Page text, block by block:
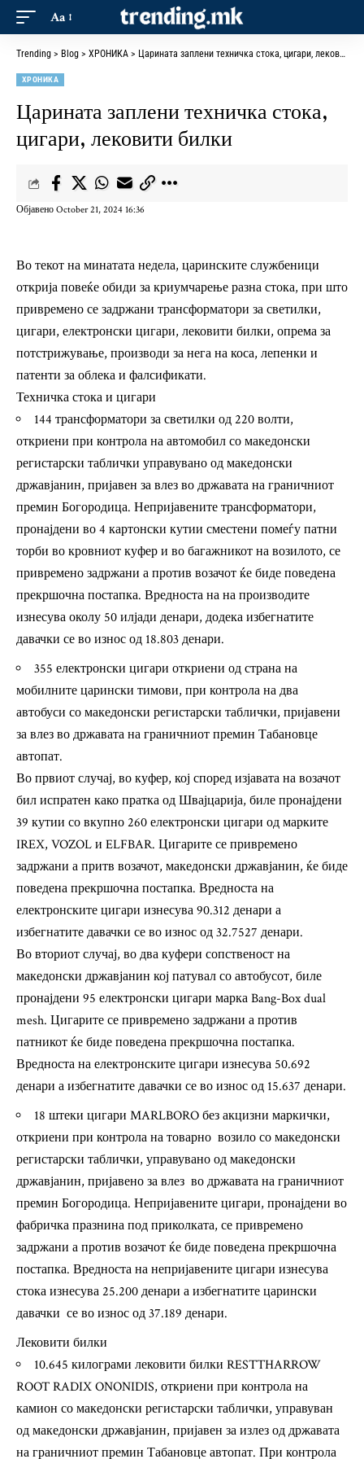
Aa
Trending > Blog > ХРОНИКА > Царината заплени техничка стока, цигари, лековити билки
ХРОНИКА
Царината заплени техничка стока,
цигари, лековити билки
Објавено October 21, 2024 16:36
Во текот на минатата недела, царинските службеници
открија повеќе обиди за криумчарење разна стока, при што
привремено се задржани трансформатори за светилки,
цигари, електронски цигари, лековити билки, опрема за
потстрижување, производи за нега на коса, лепенки и
патенти за облека и фалсификати.
Техничка стока и цигари
144 трансформатори за светилки од 220 волти,
откриени при контрола на автомобил со македонски
регистарски таблички управувано од македонски
државјанин, пријавен за влез во државата на граничниот
премин Богородица. Непријавените трансформатори,
пронајдени во 4 картонски кутии сместени помеѓу патни
торби во кровниот куфер и во багажникот на возилото, се
привремено задржани а против возачот ќе биде поведена
прекршочна постапка. Вредноста на на производите
изнесува околу 50 илјади денари, додека избегнатите
давачки се во износ од 18.803 денари.
355 електронски цигари откриени од страна на
мобилните царински тимови, при контрола на два
автобуси со македонски регистарски таблички, пријавени
за влез во државата на граничниот премин Табановце
автопат.
Во првиот случај, во куфер, кој според изјавата на возачот
бил испратен како пратка од Швајцарија, биле пронајдени
39 кутии со вкупно 260 електронски цигари од марките
IREX, VOZOL и ELFBAR. Цигарите се привремено
задржани а притв возачот, македонски државјанин, ќе биде
поведена прекршочна постапка. Вредноста на
електронските цигари изнесува 90.312 денари а
избегнатите давачки се во износ од 32.7527 денари.
Во вториот случај, во два куфери сопственост на
македонски државјанин кој патувал со автобусот, биле
пронајдени 95 електронски цигари марка Bang-Box dual
mesh. Цигарите се привремено задржани а против
патникот ќе биде поведена прекршочна постапка.
Вредноста на електронските цигари изнесува 50.692
денари а избегнатите давачки се во износ од 15.637 денари.
18 штеки цигари MARLBORO без акцизни маркички,
откриени при контрола на товарно возило со македонски
регистарски таблички, управувано од македонски
државјанин, пријавено за влез во државата на граничниот
премин Богородица. Непријавените цигари, пронајдени во
фабричка празнина под приколката, се привремено
задржани а против возачот ќе биде поведена прекршочна
постапка. Вредноста на непријавените цигари изнесува
стока изнесува 25.200 денари а избегнатите царински
давачки се во износ од 37.189 денари.
Лековити билки
10.645 килограми лековити билки RESTTHARROW
ROOT RADIX ONONIDIS, откриени при контрола на
камион со македонски регистарски таблички, управуван
од македонски државјанин, пријавен за излез од државата
на граничниот премин Табановце автопат. При контрола